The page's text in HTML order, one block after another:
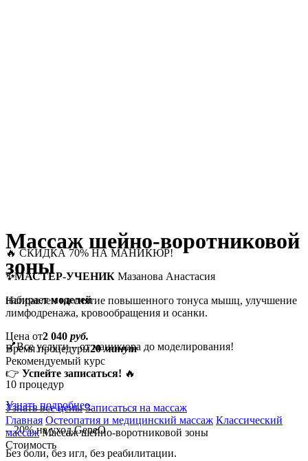
🔥 СКИДКА 70% НА МАНИКЮР!
✨МАСТЕР-УЧЕНИК Мазанова Анастасия
набираетмоделей
💅Все услуги – от маникюра до моделирования!
👉 Успейте записаться! 🔥
Узнать подробнее
– 20% на уход GeneO
Без боли, без игл, без реабилитации.
Массаж шейно-воротниковой
зоны
Направлен на снятие повышенного тонуса мышц, улучшение
лимфодренажа, кровообращения и осанки.
Цена от2 040 руб.
Время процедуры20минут
Рекомендуемый курс
10 процедур
Узнать все цены Записаться на массаж
Главная Остеопатия и медицинский массаж Классический
массаж Массаж шейно-воротниковой зоны
Стоимость